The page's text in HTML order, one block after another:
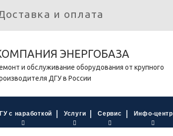
и оплата
ЭНЕРГОБАЗА
и обслуживание оборудования от крупного
ДГУ в России
с наработкой Услуги Сервис Инфо-центр